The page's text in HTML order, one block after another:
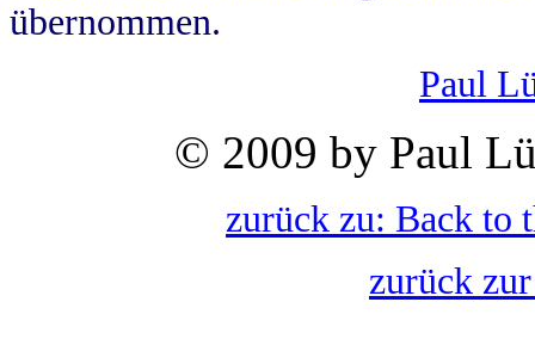
übernommen.
Paul
© 2009 by Paul
zurück zu: Back to
zurück